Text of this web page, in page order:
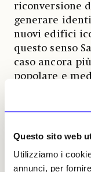
Questo sito web
Utilizziamo i
annunci, per
riconversione
generare
nuovi edifici
questo senso
caso ancora
popolare e
e simbolico di
area, il museo